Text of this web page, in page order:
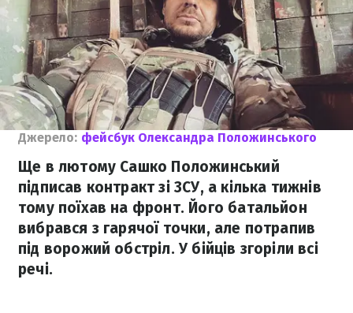
Джерело: фейсбук Олександра Положинського
Ще в лютому Сашко Положинський
підписав контракт зі ЗСУ, а кілька тижнів
тому поїхав на фронт. Його батальйон
вибрався з гарячої точки, але потрапив
під ворожий обстріл. У бійців згоріли всі
речі.